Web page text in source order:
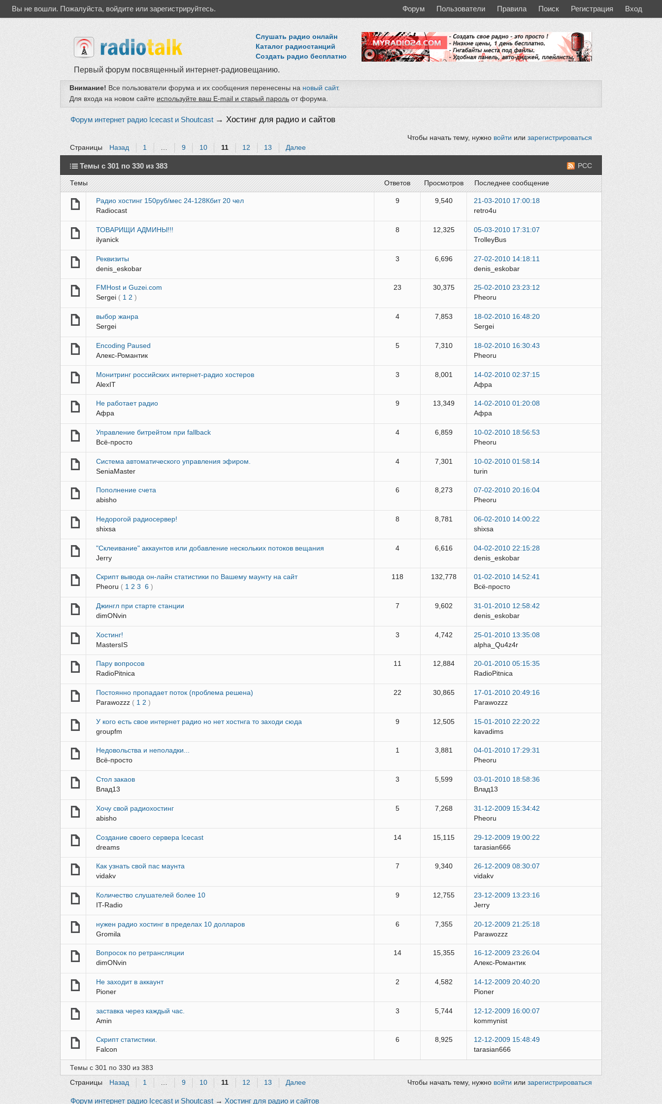
Вы не вошли. Пожалуйста, войдите или зарегистрируйтесь. Форум Пользователи Правила Поиск Регистрация Вход
Слушать радио онлайн
Каталог радиостанций
Создать радио бесплатно
Первый форум посвященный интернет-радиовещанию.
Внимание! Все пользователи форума и их сообщения перенесены на новый сайт.
Для входа на новом сайте используйте ваш E-mail и старый пароль от форума.
Форум интернет радио Icecast и Shoutcast → Хостинг для радио и сайтов
Страницы Назад 1 … 9 10 11 12 13 Далее
Чтобы начать тему, нужно войти или зарегистрироваться
РСС
Темы с 301 по 330 из 383
Темы ответов просмотров последнее сообщение
Радио хостинг 150руб/мес 24-128Кбит 20 чел
Radiocast
9 9,540
21-03-2010 17:00:18
retro4u
ТОВАРИЩИ АДМИНЫ!!!
ilyanick
8 12,325
05-03-2010 17:31:07
TrolleyBus
Реквизиты
denis_eskobar
3 6,696
27-02-2010 14:18:11
denis_eskobar
FMHost и Guzei.com
Sergei ( 1 2 )
23 30,375
25-02-2010 23:23:12
Pheoru
выбор жанра
Sergei
4 7,853
18-02-2010 16:48:20
Sergei
Encoding Paused
Алекс-Романтик
5 7,310
18-02-2010 16:30:43
Pheoru
Монитринг российских интернет-радио хостеров
AlexIT
3 8,001
14-02-2010 02:37:15
Афра
Не работает радио
Афра
9 13,349
14-02-2010 01:20:08
Афра
Управление битрейтом при fallback
Всё-просто
4 6,859
10-02-2010 18:56:53
Pheoru
Система автоматического управления эфиром.
SeniaMaster
4 7,301
10-02-2010 01:58:14
turin
Пополнение счета
abisho
6 8,273
07-02-2010 20:16:04
Pheoru
Недорогой радиосервер!
shixsa
8 8,781
06-02-2010 14:00:22
shixsa
"Склеивание" аккаунтов или добавление нескольких потоков вещания
Jerry
4 6,616
04-02-2010 22:15:28
denis_eskobar
Скрипт вывода он-лайн статистики по Вашему маунту на сайт
Pheoru ( 1 2 3 6 )
118 132,778
01-02-2010 14:52:41
Всё-просто
Джингл при старте станции
dimONvin
7 9,602
31-01-2010 12:58:42
denis_eskobar
Хостинг!
MastersIS
3 4,742
25-01-2010 13:35:08
alpha_Qu4z4r
Пару вопросов
RadioPitnica
11 12,884
20-01-2010 05:15:35
RadioPitnica
Постоянно пропадает поток (проблема решена)
Parawozzz ( 1 2 )
22 30,865
17-01-2010 20:49:16
Parawozzz
У кого есть свое интернет радио но нет хостнга то заходи сюда
groupfm
9 12,505
15-01-2010 22:20:22
kavadims
Недовольства и неполадки...
Всё-просто
1 3,881
04-01-2010 17:29:31
Pheoru
Стол закаов
Влад13
3 5,599
03-01-2010 18:58:36
Влад13
Хочу свой радиохостинг
abisho
5 7,268
31-12-2009 15:34:42
Pheoru
Создание своего сервера Icecast
dreams
14 15,115
29-12-2009 19:00:22
tarasian666
Как узнать свой пас маунта
vidakv
7 9,340
26-12-2009 08:30:07
vidakv
Количество слушателей более 10
IT-Radio
9 12,755
23-12-2009 13:23:16
Jerry
нужен радио хостинг в пределах 10 долларов
Gromila
6 7,355
20-12-2009 21:25:18
Parawozzz
Вопросок по ретрансляции
dimONvin
14 15,355
16-12-2009 23:26:04
Алекс-Романтик
Не заходит в аккаунт
Pioner
2 4,582
14-12-2009 20:40:20
Pioner
заставка через каждый час.
Amin
3 5,744
12-12-2009 16:00:07
kommynist
Скрипт статистики.
Falcon
6 8,925
12-12-2009 15:48:49
tarasian666
Темы с 301 по 330 из 383
Страницы Назад 1 … 9 10 11 12 13 Далее Чтобы начать тему, нужно войти или зарегистрироваться
Форум интернет радио Icecast и Shoutcast → Хостинг для радио и сайтов